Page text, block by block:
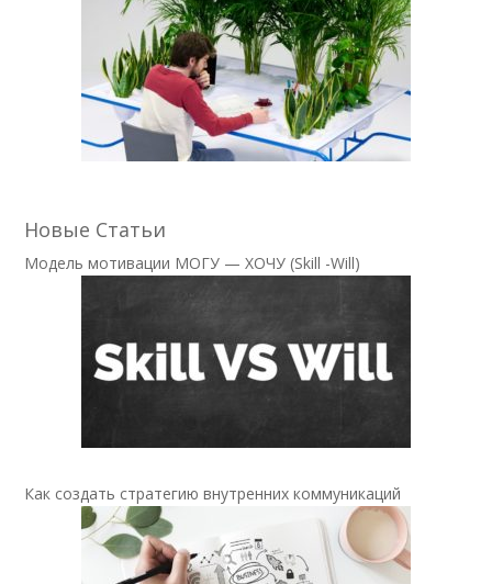
Новые Статьи
Модель мотивации МОГУ — ХОЧУ (Skill -Will)
Как создать стратегию внутренних коммуникаций